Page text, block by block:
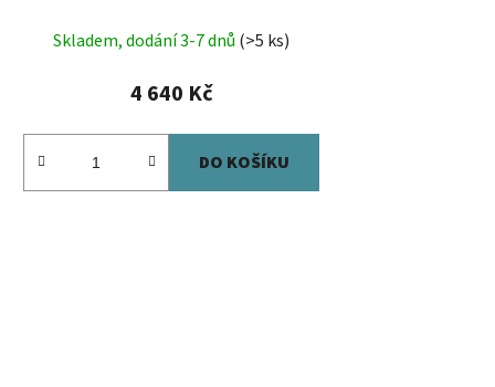
Skladem, dodání 3-7 dnů (>5 ks)
4 640 Kč
DO KOŠÍKU